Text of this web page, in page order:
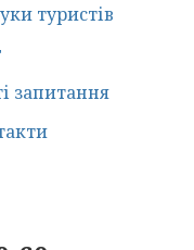
туристів
запитання